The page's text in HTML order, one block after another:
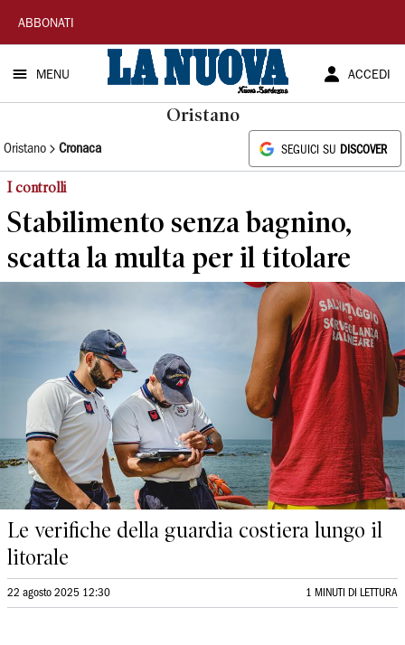
La
Nuova
Sardegna
ABBONATI
MENU ACCEDI
Oristano
Oristano Cronaca SEGUICI SU DISCOVER
I controlli
Stabilimento senza bagnino,
scatta la multa per il titolare
Le verifiche della guardia costiera lungo il
litorale
22 agosto 2025 12:30 1 MINUTI DI LETTURA